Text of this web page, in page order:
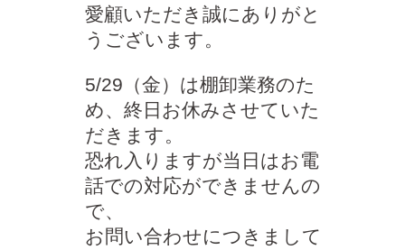
愛顧いただき誠にありがと
うございます。
5/29（金）は棚卸業務のた
め、終日お休みさせていた
だきます。
恐れ入りますが当日はお電
話での対応ができませんの
で、
お問い合わせにつきまして